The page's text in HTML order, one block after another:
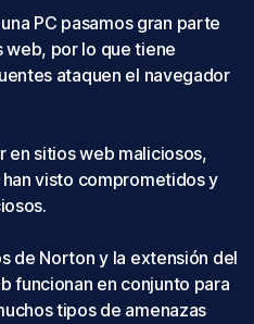
PC pasamos gran parte
web, por lo que tiene
ataquen el navegador
en sitios web maliciosos,
visto comprometidos y
de Norton y la extensión del
funcionan en conjunto para
tipos de amenazas